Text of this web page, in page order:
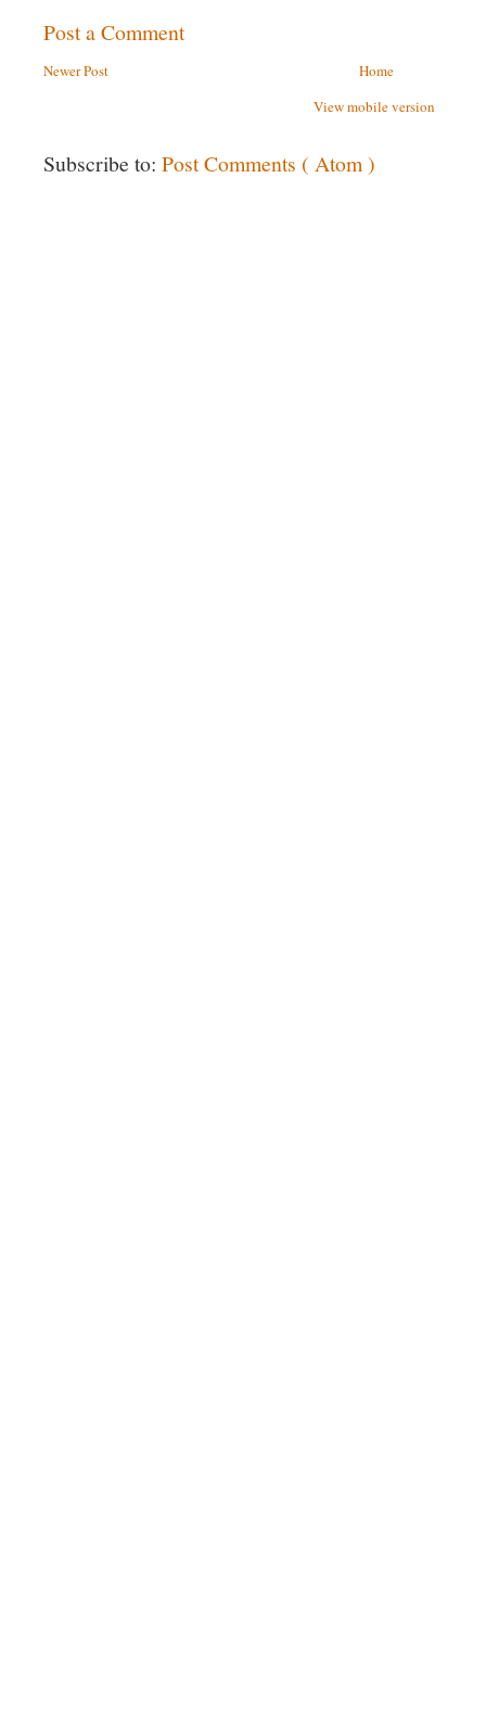
Post a Comment
Newer Post
Home
View mobile version
Subscribe to: Post Comments ( Atom )